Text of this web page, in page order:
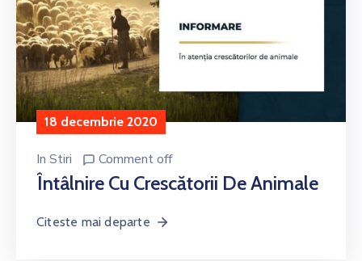
18 decembrie 2020
In Stiri Comment off
Întâlnire Cu Crescătorii De Animale
Citeste mai departe